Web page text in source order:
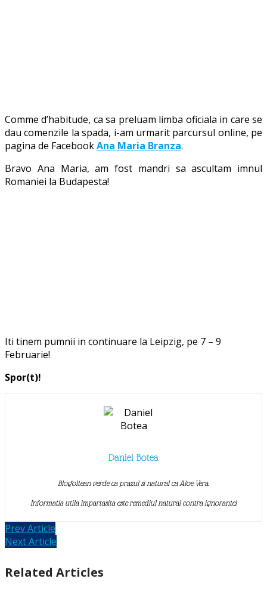
Comme d’habitude, ca sa preluam limba oficiala in care se
dau comenzile la spada, i-am urmarit parcursul online, pe
pagina de FacebookAna Maria Branza.
Bravo Ana Maria, am fost mandri sa ascultam imnul
Romaniei la Budapesta!
Iti tinem pumnii in continuare la Leipzig, pe 7 – 9
Februarie!
Spor(t)!
Daniel Botea
Blogoltean verde ca prazul si natural ca Aloe Vera.
Informatia utila impartasita este remediul natural contra ignorantei
Prev Article
Next Article
Related Articles